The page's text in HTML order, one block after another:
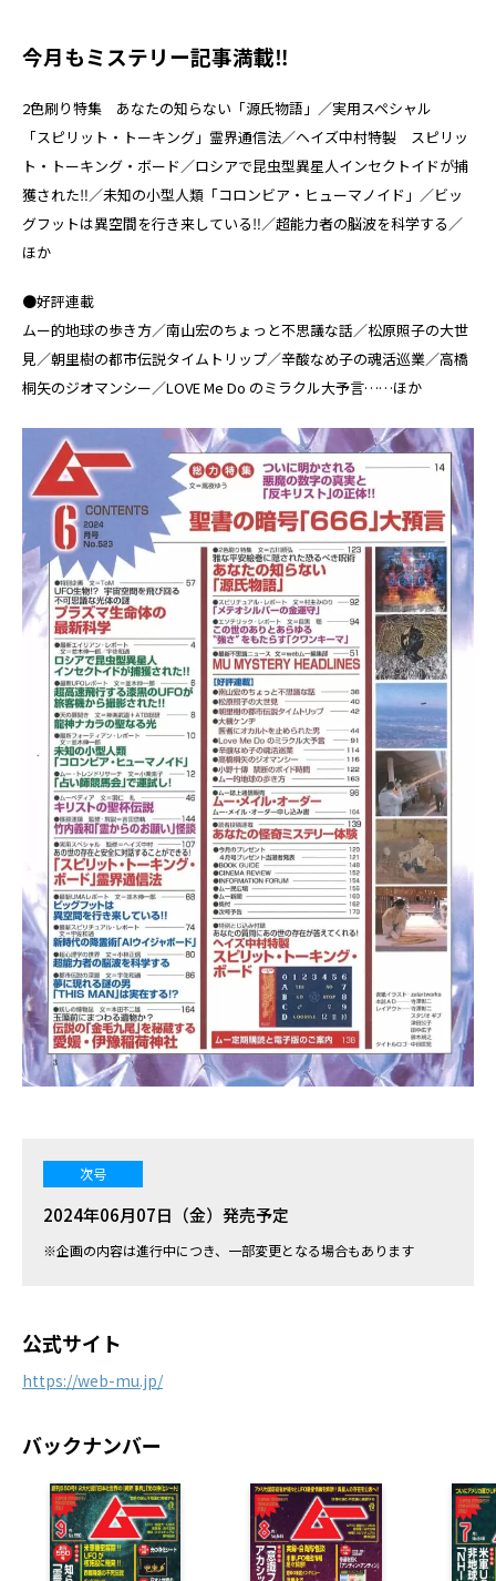
今月もミステリー記事満載‼
2色刷り特集 あなたの知らない「源氏物語」／実用スペシャル
「スピリット・トーキング」霊界通信法／ヘイズ中村特製 スピリッ
ト・トーキング・ボード／ロシアで昆虫型異星人インセクトイドが捕
獲された‼／未知の小型人類「コロンビア・ヒューマノイド」／ビッ
グフットは異空間を行き来している‼／超能力者の脳波を科学する／
ほか
●好評連載
ムー的地球の歩き方／南山宏のちょっと不思議な話／松原照子の大世
見／朝里樹の都市伝説タイムトリップ／辛酸なめ子の魂活巡業／高橋
桐矢のジオマンシー／LOVE Me Do のミラクル大予言……ほか
次号
2024年06月07日（金）発売予定
※企画の内容は進行中につき、一部変更となる場合もあります
公式サイト
https://web-mu.jp/
バックナンバー